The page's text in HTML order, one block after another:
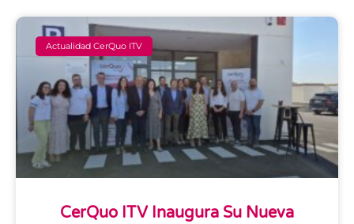
Actualidad CerQuo ITV
CerQuo ITV Inaugura Su Nueva